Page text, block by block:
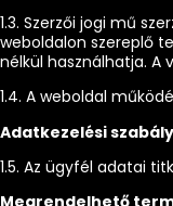
1.3. Szerzői jogi mű
weboldalon szereplő
nélkül használhatja. A
1.4. A weboldal
Adatkezelési
1.5. Az ügyfél adatai